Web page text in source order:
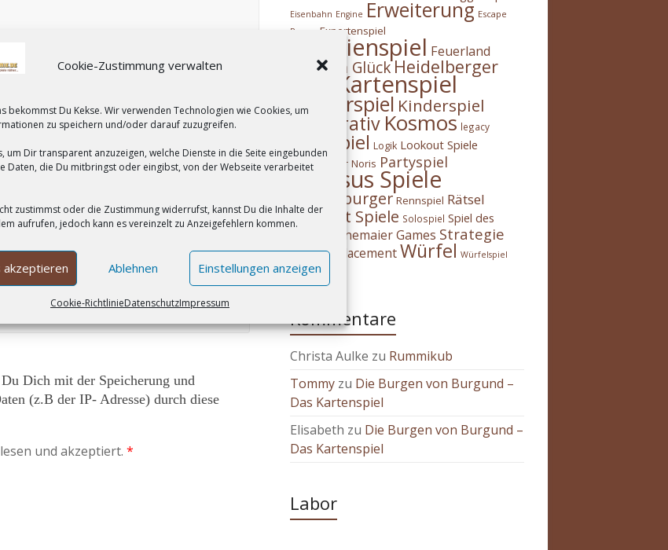
Cookie-Zustimmung verwalten
bekommst Du Kekse. Wir verwenden Technologien wie Cookies, um
zu speichern und/oder darauf zuzugreifen.
um Dir transparent anzuzeigen, welche Dienste in die Seite eingebunden
Daten, die Du mitbringst oder eingibst, von der Webseite verarbeitet
zustimmst oder die Zustimmung widerrufst, kannst Du die Inhalte der
aufrufen, jedoch kann es vereinzelt zu Anzeigefehlern kommen.
akzeptieren Ablehnen Einstellungen anzeigen
Cookie-RichtlinieDatenschutzImpressum
Dich mit der Speicherung und
(z.B der IP- Adresse) durch diese
und akzeptiert. *
Eisenbahn Engine Erweiterung Escape
Room
Expertenspiel
Familienspiel Feuerland
Hans im Glück Heidelberger
Kartenspiel
Kennerspiel Kinderspiel
kooperativ Kosmos legacy
Legespiel Logik Lookout Spiele
Mehrspieler Noris Partyspiel
Pegasus Spiele
Ravensburger Rennspiel Rätsel
Schmidt Spiele Solospiel Spiel des
Stonemaier Games Strategie
worker-placementWürfel Würfelspiel
Zoch
Kommentare
Christa Aulke zu Rummikub
Tommyzu Die Burgen von Burgund –
Das Kartenspiel
Elisabeth zu Die Burgen von Burgund –
Das Kartenspiel
Labor